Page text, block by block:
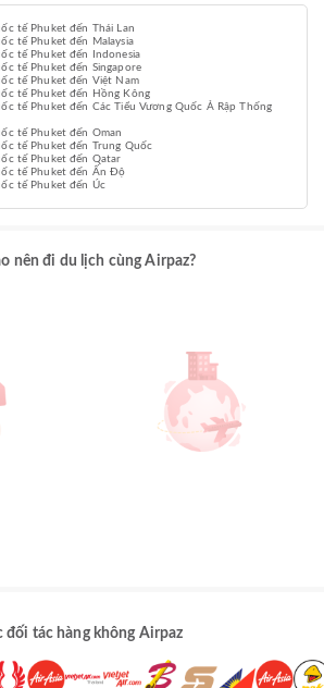
tế Phuket đến Thái Lan
tế Phuket đến Malaysia
tế Phuket đến Indonesia
tế Phuket đến Singapore
tế Phuket đến Việt Nam
tế Phuket đến Hồng Kông
tế Phuket đến Các Tiểu Vương Quốc Ả Rập Thống
tế Phuket đến Oman
tế Phuket đến Trung Quốc
tế Phuket đến Qatar
tế Phuket đến Ấn Độ
tế Phuket đến Úc
nên đi du lịch cùng Airpaz?
đối tác hàng không Airpaz